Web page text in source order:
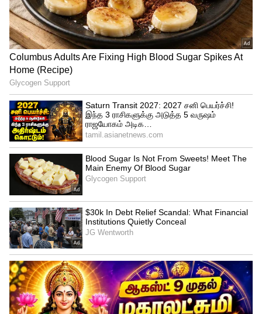
வலியுறுத்தி, Bertrand Russell போன்ற
சிந்தனையாளர்களின் பார்வையை
முன்வைக்கிறது. ஆதாரம் கிடைக்கும் வரை
திறந்த மனதுடன் காத்திருக்கும் மனநிலை
ஒரு முதிர்ச்சியான அணுகுமுறை என்கிறது.
2. அறிவுசார் தொகுப்பு (Gemini):இது
தரவுகளை வகைப்படுத்துவதில் கவனம்
செலுத்துகிறது. ஆத்திகம், நாத்திகம்,
அஞ்ஞானவாதம் என மூன்றையும் பிரித்து,
அறிவியல் மற்றும் ஆன்மீகத்திற்கு இடையே
ஒரு பாலத்தை அமைக்க முயல்கிறது.
3. செயல்முறை நோக்கு (Perplexity):
கடவுளை நம்பிக்கை மற்றும் தர்மத்தோடு
இணைத்துப் பார்க்கிறது. மதம் மற்றும்
கலாச்சாரம் ஒரு மனிதனின் நம்பிக்கையை
எவ்வாறு வடிவமைக்கிறது என்பதை